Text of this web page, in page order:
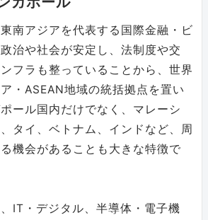
南アジアを代表する国際金融・ビ
治や社会が安定し、法制度や交
フラも整っていることから、世界
・ASEAN地域の統括拠点を置い
ール国内だけでなく、マレーシ
タイ、ベトナム、インドなど、周
機会があることも大きな特徴で
IT・デジタル、半導体・電子機